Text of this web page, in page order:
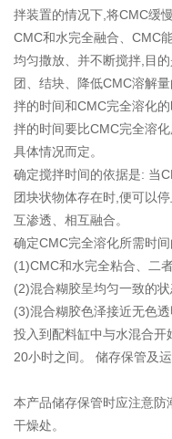
拌装置的情况下,将CMC缓
CMC和水完全融合、CMC
均匀撒放、并不断搅拌,目
团、结块、降低CMC溶解
拌的时间和CMC完全溶化
拌的时间要比CMC完全溶
具体情况而定。
确定搅拌时间的依据是: 当
团块状物体存在时,便可以
互渗透、相互融合。
确定CMC完全溶化所需时
(1)CMC和水完全粘合、二
(2)混合糊胶呈均匀一致的
(3)混合糊胶色泽接近无色
投入到配料缸中与水混合开
20小时之间。 储存保管及
本产品储存保管时应注意防
干燥处。